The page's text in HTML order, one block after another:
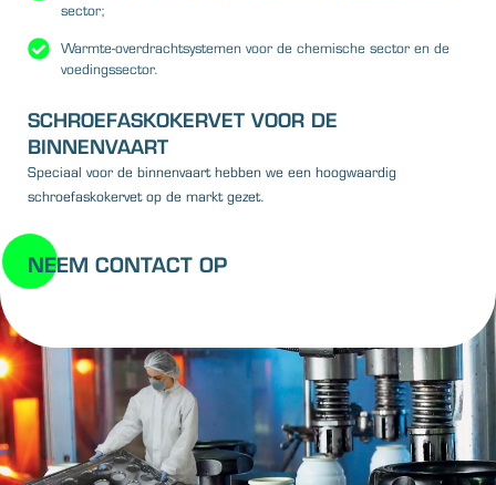
sector;
Warmte-overdrachtsystemen voor de chemische sector en de
voedingssector.
SCHROEFASKOKERVET VOOR DE
BINNENVAART
Speciaal voor de binnenvaart hebben we een hoogwaardig
schroefaskokervet op de markt gezet.
NEEM CONTACT OP